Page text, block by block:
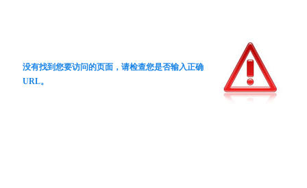
没有找到您要访问的页面，请检查您是否输入正确
URL。